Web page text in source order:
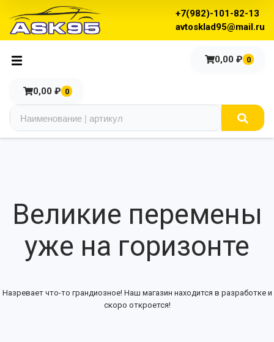
+7(982)-101-82-13
avtosklad95@mail.ru
0,00 ₽ 0
0,00 ₽ 0
Великие перемены
уже на горизонте
Назревает что-то грандиозное! Наш магазин находится в разработке и
скоро откроется!